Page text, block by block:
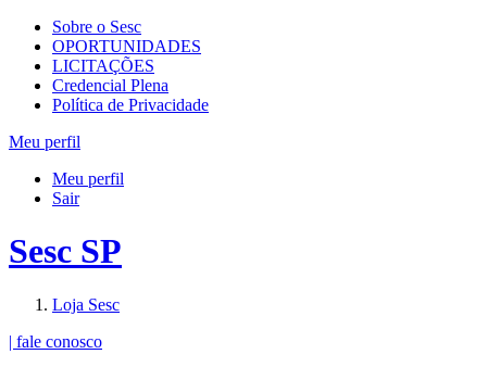
Sobre o Sesc
OPORTUNIDADES
LICITAÇÕES
Credencial Plena
Política de Privacidade
Meu perfil
Meu perfil
Sair
Sesc SP
Loja Sesc
| fale conosco